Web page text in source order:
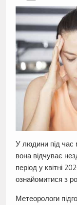
У людини під час
вона відчуває
період у квітні
ознайомитися з
Метеорологи